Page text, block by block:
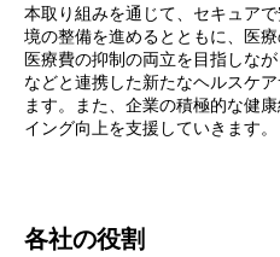
本取り組みを通じて、セキュア
境の整備を進めるとともに、医
医療費の抑制の両立を目指しな
などと連携した新たなヘルスケ
ます。また、企業の積極的な健
イング向上を支援していきます。
各社の役割